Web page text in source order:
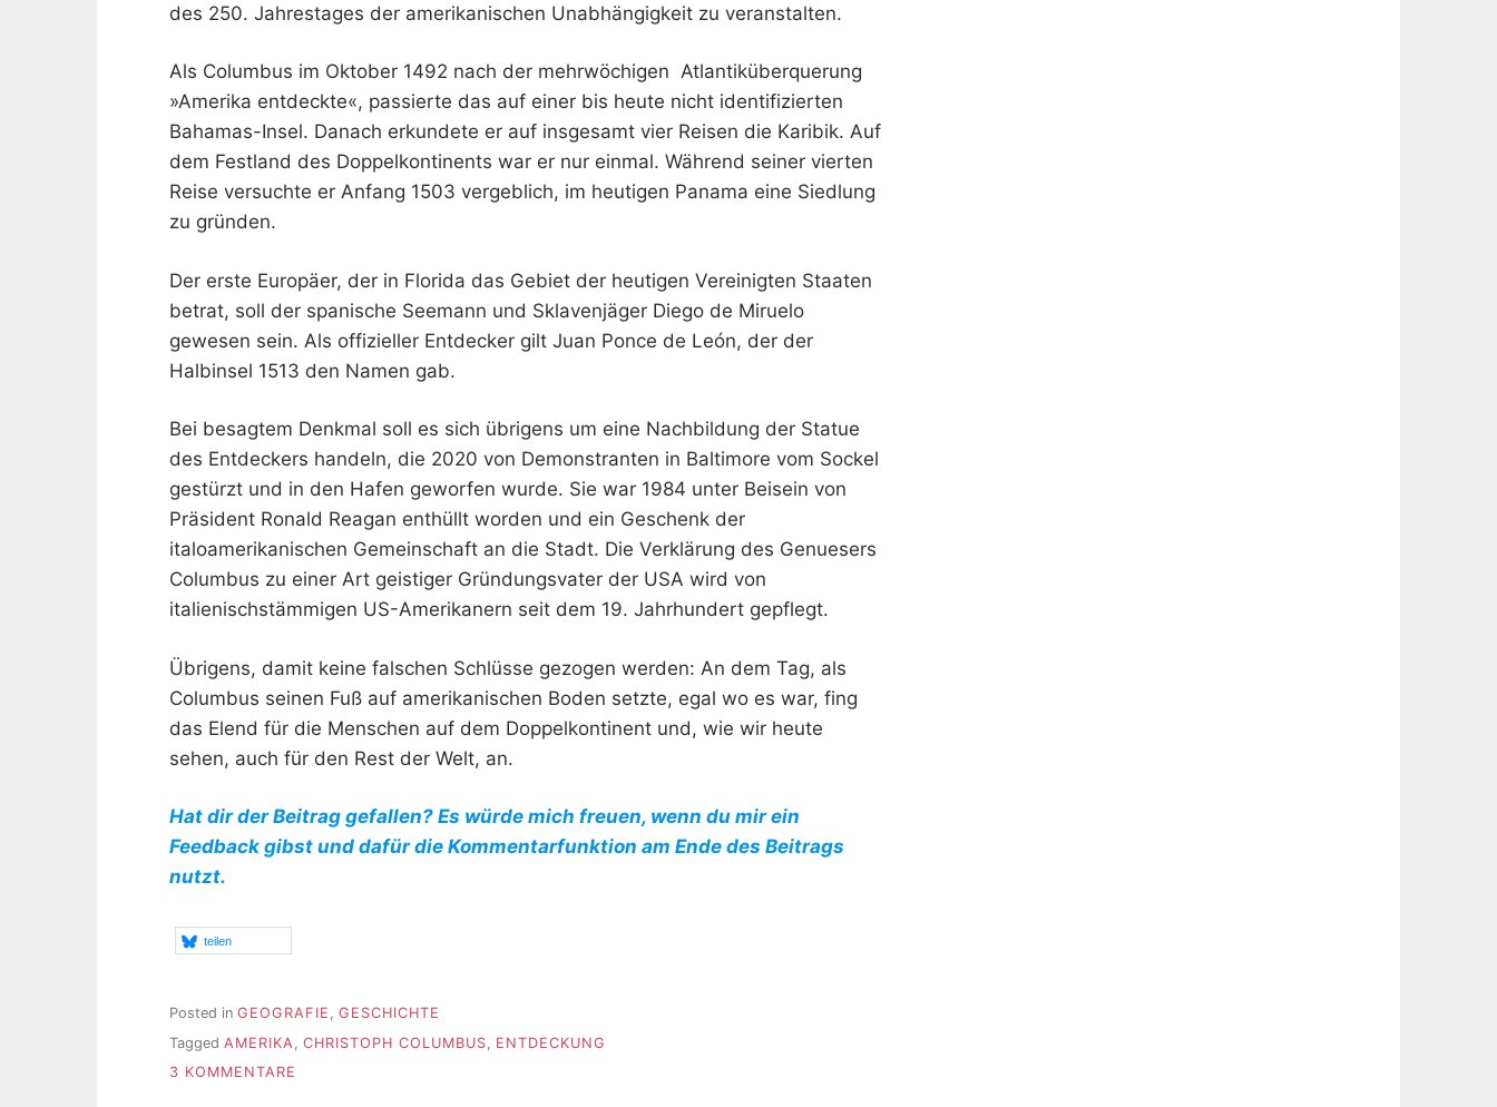
des 250. Jahrestages der amerikanischen Unabhängigkeit zu veranstalten.
Als Columbus im Oktober 1492 nach der mehrwöchigen Atlantiküberquerung
»Amerika entdeckte«, passierte das auf einer bis heute nicht identifizierten
Bahamas-Insel. Danach erkundete er auf insgesamt vier Reisen die Karibik. Auf
dem Festland des Doppelkontinents war er nur einmal. Während seiner vierten
Reise versuchte er Anfang 1503 vergeblich, im heutigen Panama eine Siedlung
zu gründen.
Der erste Europäer, der in Florida das Gebiet der heutigen Vereinigten Staaten
betrat, soll der spanische Seemann und Sklavenjäger Diego de Miruelo
gewesen sein. Als offizieller Entdecker gilt Juan Ponce de León, der der
Halbinsel 1513 den Namen gab.
Bei besagtem Denkmal soll es sich übrigens um eine Nachbildung der Statue
des Entdeckers handeln, die 2020 von Demonstranten in Baltimore vom Sockel
gestürzt und in den Hafen geworfen wurde. Sie war 1984 unter Beisein von
Präsident Ronald Reagan enthüllt worden und ein Geschenk der
italoamerikanischen Gemeinschaft an die Stadt. Die Verklärung des Genuesers
Columbus zu einer Art geistiger Gründungsvater der USA wird von
italienischstämmigen US-Amerikanern seit dem 19. Jahrhundert gepflegt.
Übrigens, damit keine falschen Schlüsse gezogen werden: An dem Tag, als
Columbus seinen Fuß auf amerikanischen Boden setzte, egal wo es war, fing
das Elend für die Menschen auf dem Doppelkontinent und, wie wir heute
sehen, auch für den Rest der Welt, an.
Hat dir der Beitrag gefallen? Es würde mich freuen, wenn du mir ein
Feedback gibst und dafür die Kommentarfunktion am Ende des Beitrags
nutzt.
teilen
Posted in GEOGRAFIE , GESCHICHTE
Tagged AMERIKA CHRISTOPH COLUMBUS
ENTDECKUNG
3 KOMMENTARE